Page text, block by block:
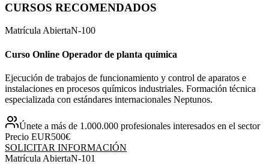
CURSOS RECOMENDADOS
Matrícula AbiertaN-100
Curso Online Operador de planta química
Ejecución de trabajos de funcionamiento y control de aparatos e
instalaciones en procesos químicos industriales. Formación técnica
especializada con estándares internacionales Neptunos.
Únete a más de 1.000.000 profesionales interesados en el sector
Precio EUR500€
SOLICITAR INFORMACIÓN
Matrícula AbiertaN-101